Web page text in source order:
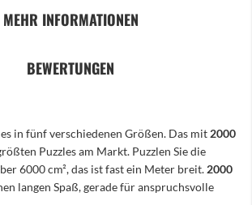
MEHR INFORMATIONEN
BEWERTUNGEN
in fünf verschiedenen Größen. Das mit 2000
Puzzles am Markt. Puzzlen Sie die
6000 cm², das ist fast ein Meter breit. 2000
langen Spaß, gerade für anspruchsvolle